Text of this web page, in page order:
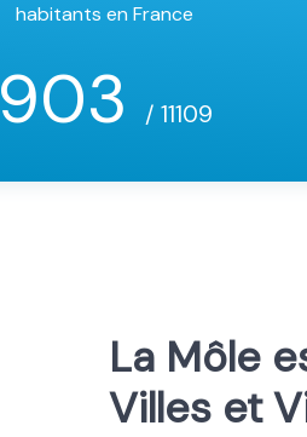
habitants en France
903 / 11109
La Môle
Villes et